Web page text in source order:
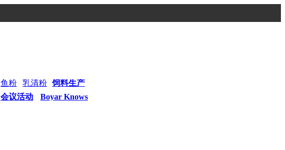
鱼粉 乳清粉 饲料生产
会议活动
Boyar Knows